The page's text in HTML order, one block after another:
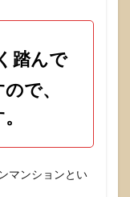
踏んで
で、
マンションとい